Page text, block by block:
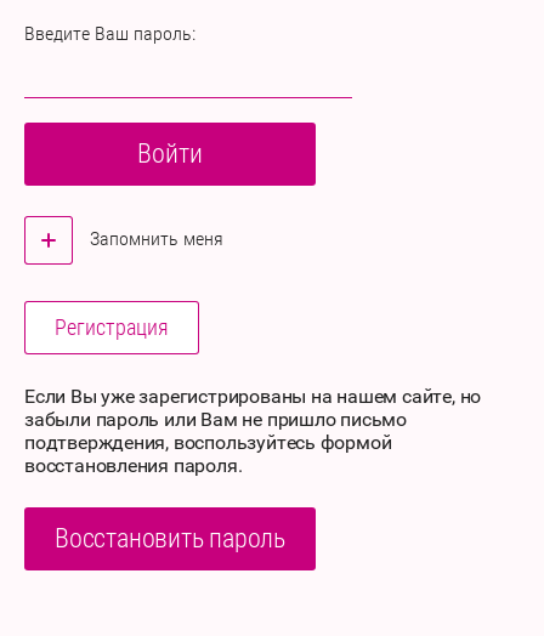
Введите Ваш пароль:
Войти
Запомнить меня
Регистрация
Если Вы уже зарегистрированы на нашем сайте, но
забыли пароль или Вам не пришло письмо
подтверждения, воспользуйтесь формой
восстановления пароля.
Восстановить пароль